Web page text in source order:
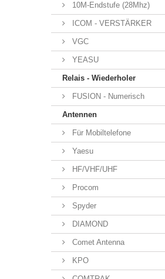
10M-Endstufe (28Mhz)
ICOM - VERSTÄRKER
VGC
YEASU
Relais - Wiederholer
FUSION - Numerisch
Antennen
Für Mobiltelefone
Yaesu
HF/VHF/UHF
Procom
Spyder
DIAMOND
Comet Antenna
KPO